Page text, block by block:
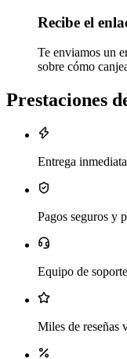
Recibe el
Te enviamos un
sobre cómo
Prestaciones
Entrega inmediata
Pagos seguros y
Equipo de
Miles de reseñas